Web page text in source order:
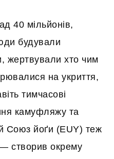
40 мільйонів,
будували
жертвували хто чим
на укриття,
тимчасові
камуфляжу та
Союз йоґи (EUY) теж
створив окрему